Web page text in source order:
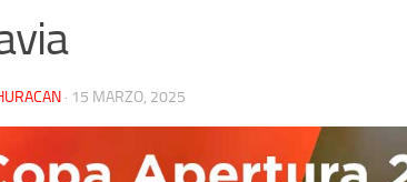
· 15 MARZO, 2025